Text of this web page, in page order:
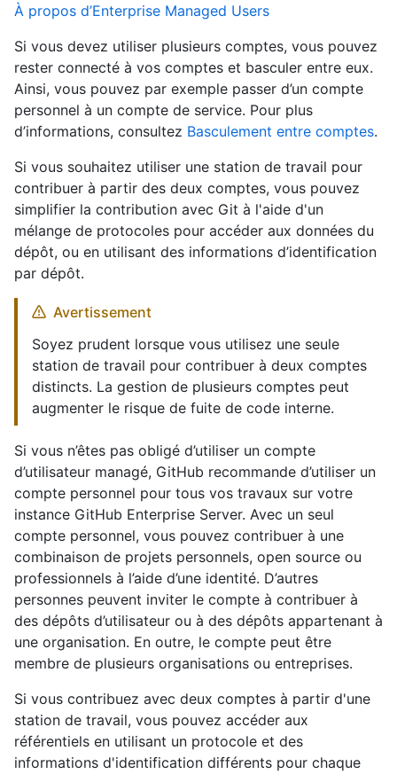
À propos d’Enterprise Managed Users
Si vous devez utiliser plusieurs comptes, vous pouvez
rester connecté à vos comptes et basculer entre eux.
Ainsi, vous pouvez par exemple passer d’un compte
personnel à un compte de service. Pour plus
d’informations, consultez Basculement entre comptes.
Si vous souhaitez utiliser une station de travail pour
contribuer à partir des deux comptes, vous pouvez
simplifier la contribution avec Git à l'aide d'un
mélange de protocoles pour accéder aux données du
dépôt, ou en utilisant des informations d’identification
par dépôt.
Avertissement
Soyez prudent lorsque vous utilisez une seule
station de travail pour contribuer à deux comptes
distincts. La gestion de plusieurs comptes peut
augmenter le risque de fuite de code interne.
Si vous n’êtes pas obligé d’utiliser un compte
d’utilisateur managé, GitHub recommande d’utiliser un
compte personnel pour tous vos travaux sur votre
instance GitHub Enterprise Server. Avec un seul
compte personnel, vous pouvez contribuer à une
combinaison de projets personnels, open source ou
professionnels à l’aide d’une identité. D’autres
personnes peuvent inviter le compte à contribuer à
des dépôts d’utilisateur ou à des dépôts appartenant à
une organisation. En outre, le compte peut être
membre de plusieurs organisations ou entreprises.
Si vous contribuez avec deux comptes à partir d'une
station de travail, vous pouvez accéder aux
référentiels en utilisant un protocole et des
informations d'identification différents pour chaque